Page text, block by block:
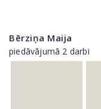
Bērziņa Maija
piedāvājumā 2 darbi